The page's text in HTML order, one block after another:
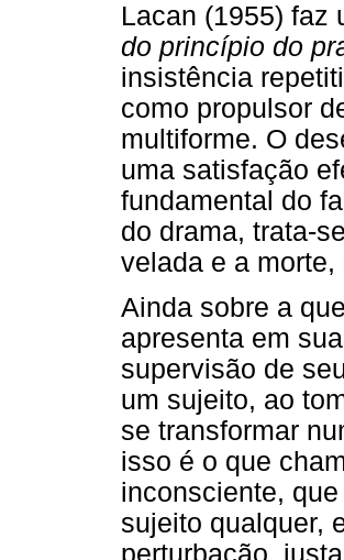
Lacan (1955) faz
do princípio do
insistência
como propulsor
multiforme. O
uma satisfação
fundamental do
do drama, trata-
velada e a
Ainda sobre a
apresenta em
supervisão de
um sujeito, ao
se transformar
isso é o que
inconsciente,
sujeito qualquer,
perturbação,